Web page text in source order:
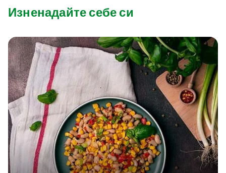
Изненадайте себе си